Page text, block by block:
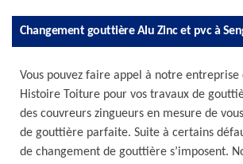
Changement gouttière Alu Zinc et pvc à
Vous pouvez faire appel à notre entreprise
Histoire Toiture pour vos travaux de
des couvreurs zingueurs en mesure de
de gouttière parfaite. Suite à certains
de changement de gouttière s’imposent.